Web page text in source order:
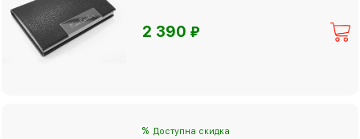
2 390⃏
% Доступна скидка